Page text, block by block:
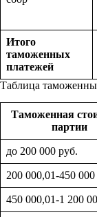
Итого
таможенных
платежей
Таблица
Таможенная
партии
до 200 000 руб.
200 000,01-450 000
450 000,01-1 200